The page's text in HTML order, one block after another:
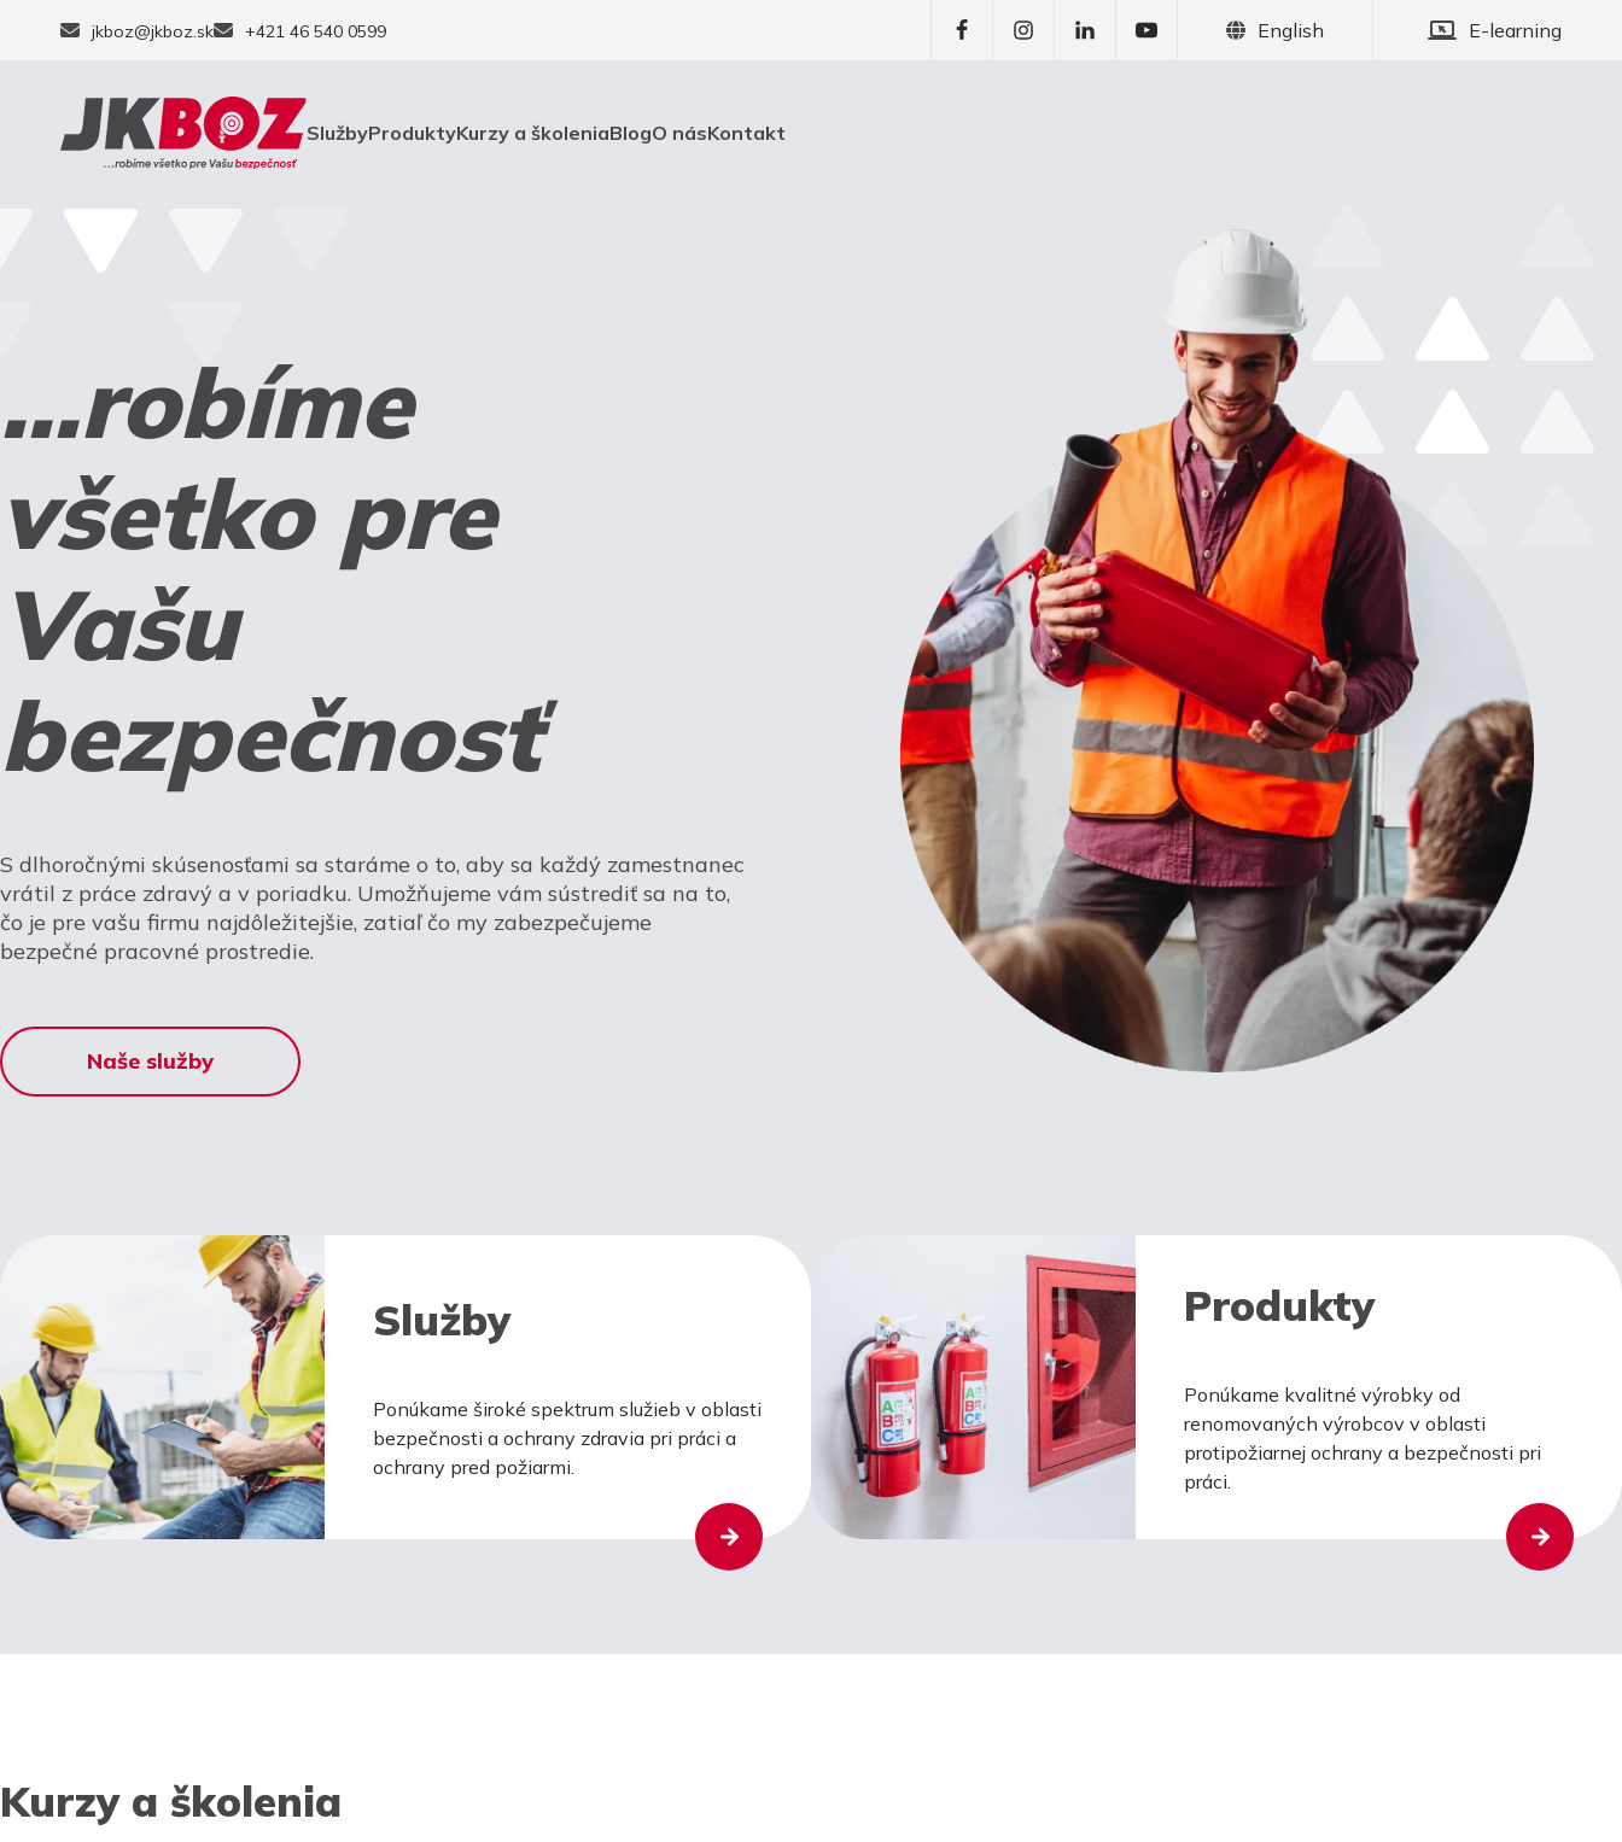
jkboz@jkboz.sk +421 46 540 0599 English E-learning
SlužbyProduktyKurzy a školeniaBlogO násKontakt
...robíme
všetko pre
Vašu
bezpečnosť
S dlhoročnými skúsenosťami sa staráme o to, aby sa každý zamestnanec
vrátil z práce zdravý a v poriadku. Umožňujeme vám sústrediť sa na to,
čo je pre vašu firmu najdôležitejšie, zatiaľ čo my zabezpečujeme
bezpečné pracovné prostredie.
Naše služby
Služby
Ponúkame široké spektrum služieb v oblasti
bezpečnosti a ochrany zdravia pri práci a
ochrany pred požiarmi.
Produkty
Ponúkame kvalitné výrobky od
renomovaných výrobcov v oblasti
protipožiarnej ochrany a bezpečnosti pri
práci.
Kurzy a školenia